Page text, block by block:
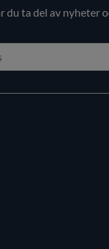
du ta del av nyheter